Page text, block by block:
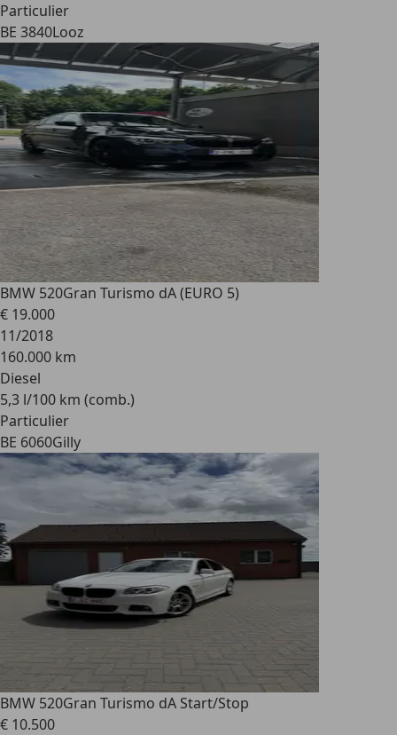
Particulier
BE 3840Looz
BMW 520Gran Turismo dA (EURO 5)
€ 19.000
11/2018
160.000 km
Diesel
5,3 l/100 km (comb.)
Particulier
BE 6060Gilly
BMW 520Gran Turismo dA Start/Stop
€ 10.500